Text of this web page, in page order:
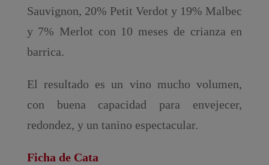
Sauvignon, 20% Petit Verdot y 19% Malbec
y 7% Merlot con 10 meses de crianza en
barrica.
El resultado es un vino mucho volumen,
con buena capacidad para envejecer,
redondez, y un tanino espectacular.
Ficha de Cata